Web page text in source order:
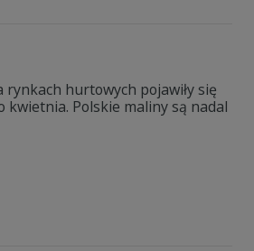
rynkach hurtowych pojawiły się
kwietnia. Polskie maliny są nadal